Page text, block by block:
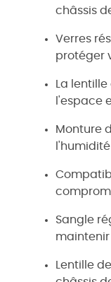
châssis
Verres
protéger
La
l'espace
Monture
Sangle
maintenir
Lentille